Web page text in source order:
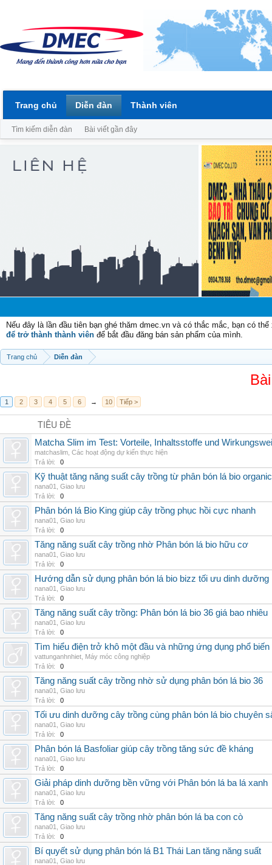
Nếu đây là lần đầu tiên bạn ghé thăm dmec.vn và có thắc mắc, bạn có
để trở thành thành viên để bắt đầu đăng bán sản phẩm của mình.
Trang chủ Diễn đàn
1 2 3 4 5 6 → 10 Tiếp >
TIÊU ĐỀ
Matcha Slim im Test: Vorteile, Inhaltsstoffe und
matchaslim Các hoạt động dự kiến thực hiện
Trả lời:
0
Kỹ thuật tăng năng suất cây trồng từ phân bón lá bio organic
nana01
Giao lưu
Trả lời:
0
Phân bón lá Bio King giúp cây trồng phục hồi cực nhanh
nana01
Giao lưu
Trả lời:
0
Tăng năng suất cây trồng nhờ Phân bón lá bio hữu cơ
nana01
Giao lưu
Trả lời:
0
Hướng dẫn sử dụng phân bón lá bio bizz tối ưu dinh dưỡng
nana01
Giao lưu
Trả lời:
0
Tăng năng suất cây trồng: Phân bón lá bio 36 giá bao nhiêu
nana01
Giao lưu
Trả lời:
0
Tìm hiểu điện trở khô một đầu và những ứng dụng phổ
vattunganhnhiet Máy móc công nghiệp
Trả lời:
0
Tăng năng suất cây trồng nhờ sử dụng phân bón lá bio 36
nana01
Giao lưu
Trả lời:
0
Tối ưu dinh dưỡng cây trồng cùng phân bón lá bio chuyên
nana01
Giao lưu
Trả lời:
0
Phân bón lá Basfoliar giúp cây trồng tăng sức đề kháng
nana01
Giao lưu
Trả lời:
0
Giải pháp dinh dưỡng bền vững với Phân bón lá ba lá xanh
nana01
Giao lưu
Trả lời:
0
Tăng năng suất cây trồng nhờ phân bón lá ba con cò
nana01
Giao lưu
Trả lời:
0
Bí quyết sử dụng phân bón lá B1 Thái Lan tăng năng suất
nana01
Giao lưu
Trang chủ Diễn đàn
Tìm kiếm diễn đàn Bài viết gần đây
Thành viên